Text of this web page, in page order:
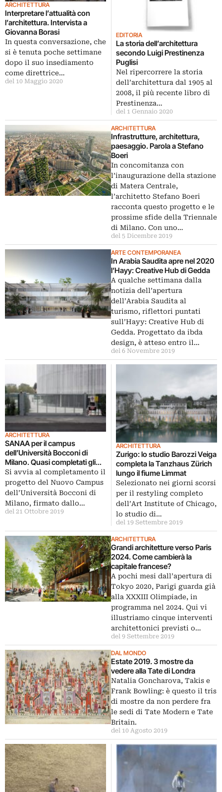
ARCHITETTURA
Interpretare l’attualità con
l’architettura. Intervista a
Giovanna Borasi
In questa conversazione, che
si è tenuta poche settimane
dopo il suo insediamento
come direttrice…
del 10 Maggio 2020
EDITORIA
La storia dell’architettura
secondo Luigi Prestinenza
Puglisi
Nel ripercorrere la storia
dell’architettura dal 1905 al
2008, il più recente libro di
Prestinenza…
del 1 Gennaio 2020
ARCHITETTURA
Infrastrutture, architettura,
paesaggio. Parola a Stefano
Boeri
In concomitanza con
l’inaugurazione della stazione
di Matera Centrale,
l’architetto Stefano Boeri
racconta questo progetto e le
prossime sfide della Triennale
di Milano. Con uno…
del 5 Dicembre 2019
ARTE CONTEMPORANEA
In Arabia Saudita apre nel 2020
l’Hayy: Creative Hub di Gedda
A qualche settimana dalla
notizia dell’apertura
dell’Arabia Saudita al
turismo, riflettori puntati
sull’Hayy: Creative Hub di
Gedda. Progettato da ibda
design, è atteso entro il…
del 6 Novembre 2019
ARCHITETTURA
SANAA per il campus
dell’Università Bocconi di
Milano. Quasi completati gli
edifici
Si avvia al completamento il
progetto del Nuovo Campus
dell’Università Bocconi di
Milano, firmato dallo…
del 21 Ottobre 2019
ARCHITETTURA
Zurigo: lo studio Barozzi Veiga
completa la Tanzhaus Zürich
lungo il fiume Limmat
Selezionato nei giorni scorsi
per il restyling completo
dell’Art Institute of Chicago,
lo studio di…
del 19 Settembre 2019
ARCHITETTURA
Grandi architetture verso Paris
2024. Come cambierà la
capitale francese?
A pochi mesi dall’apertura di
Tokyo 2020, Parigi guarda già
alla XXXIII Olimpiade, in
programma nel 2024. Qui vi
illustriamo cinque interventi
architettonici previsti o…
del 9 Settembre 2019
DAL MONDO
Estate 2019. 3 mostre da
vedere alla Tate di Londra
Natalia Goncharova, Takis e
Frank Bowling: è questo il tris
di mostre da non perdere fra
le sedi di Tate Modern e Tate
Britain.
del 10 Agosto 2019